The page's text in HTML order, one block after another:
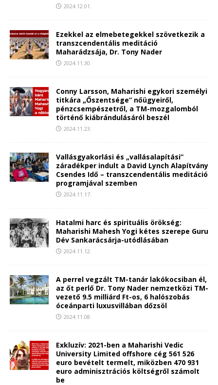
2024.12.01.
Ezekkel az elmebetegekkel szövetkezik a
transzcendentális meditáció
Maharádzsája, Dr. Tony Nader
2024.11.30.
Conny Larsson, Maharishi egykori személyi
titkára „Őszentsége” nőügyeiről,
pénzcsempészetről, a TM-mozgalomból
történő kiábrándulásáról beszél
2024.11.23.
Vallásgyakorlási és „vallásalapítási”
záradékper indult a David Lynch Alapítvány
Csendes Idő – transzcendentális meditáció
programjával szemben
2024.11.17.
Hatalmi harc és spirituális örökség:
Maharishi Mahesh Yogi kétes szerepe Guru
Dév Sankarácsárja-utódlásában
2024.11.12.
A perrel vegzált TM-tanár lakókocsiban él,
az őt perlő Dr. Tony Nader nemzetközi TM-
vezető 9.5 milliárd Ft-os, 6 halószobás
óceánparti luxusvillában dőzsöl
2024.11.08.
Exkluzív: 2021-ben a Maharishi Vedic
University Limited offshore cég 561 526
euro bevételt termelt, miközben 470 931
euro adminisztrációs költségről számolt
be